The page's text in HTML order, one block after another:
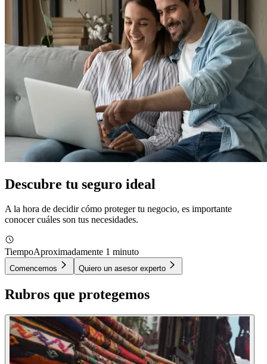
Descubre tu seguro ideal
A la hora de decidir cómo proteger tu negocio, es importante
conocer cuáles son tus necesidades.
TiempoAproximadamente 1 minuto
Comencemos Quiero un asesor experto
Rubros que protegemos